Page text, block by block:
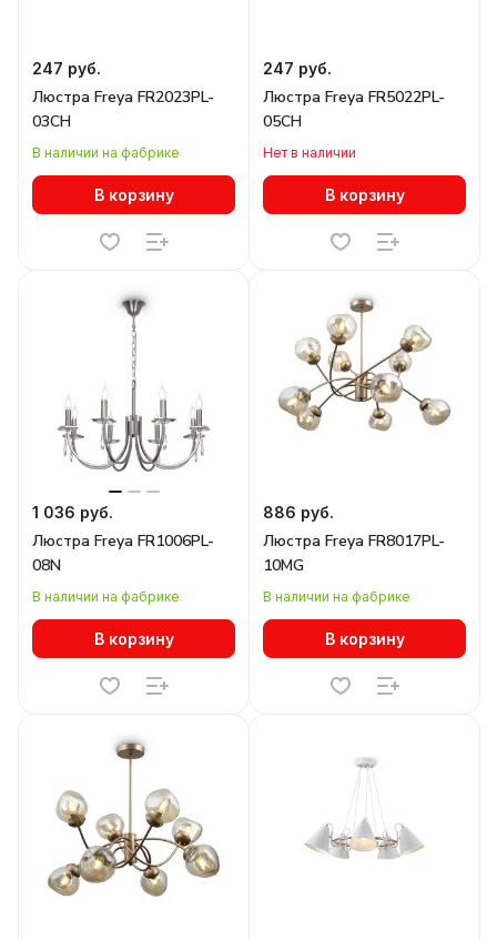
247 руб.
Люстра Freya FR2023PL-
03CH
В наличии на фабрике
В корзину
247 руб.
Люстра Freya FR5022PL-
05CH
Нет в наличии
В корзину
1 036 руб.
Люстра Freya FR1006PL-
08N
В наличии на фабрике
В корзину
886 руб.
Люстра Freya FR8017PL-
10MG
В наличии на фабрике
В корзину